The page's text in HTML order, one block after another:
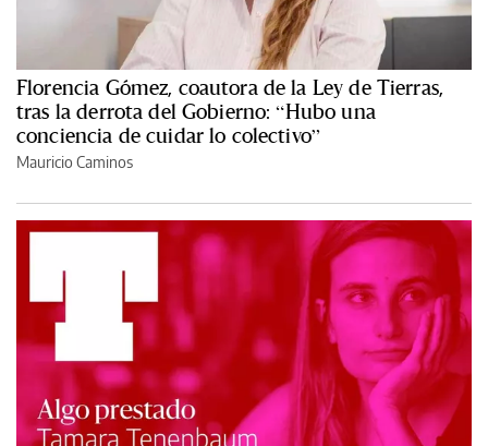
Florencia Gómez, coautora de la Ley de Tierras,
tras la derrota del Gobierno: “Hubo una
conciencia de cuidar lo colectivo”
Mauricio Caminos